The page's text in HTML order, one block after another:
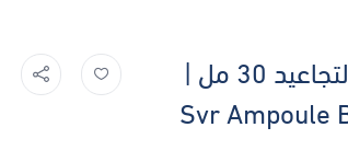
اس فى ار فيتامين بي سيروم مرطب و يقلل من التجاعيد 30 مل |
Svr Ampoule